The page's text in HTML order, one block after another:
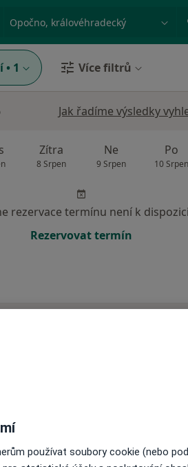
Město nebo region
• 1 Více filtrů
Jak řadíme výsledky
Zítra
8 Srpen
Ne
9 Srpen
Po
10 Srpen
rezervace termínu není k dispozici
Rezervovat termín
používat soubory cookie (nebo